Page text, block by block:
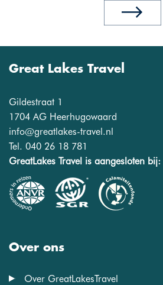
Great Lakes Travel
Gildestraat 1
1704 AG Heerhugowaard
info@greatlakes-travel.nl
Tel. 040 26 18 781
GreatLakes Travel is aangesloten bij:
Over ons
Over GreatLakesTravel